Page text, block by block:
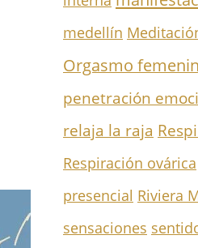
medellín
Orgasmo
penetración
relaja la raja
Respiración ovárica
presencial Riviera
sensaciones